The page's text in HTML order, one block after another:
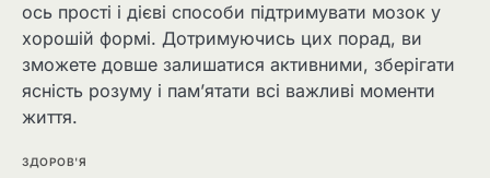
ось прості і дієві способи підтримувати мозок у
хорошій формі. Дотримуючись цих порад, ви
зможете довше залишатися активними, зберігати
ясність розуму і пам’ятати всі важливі моменти
життя.
ЗДОРОВ'Я